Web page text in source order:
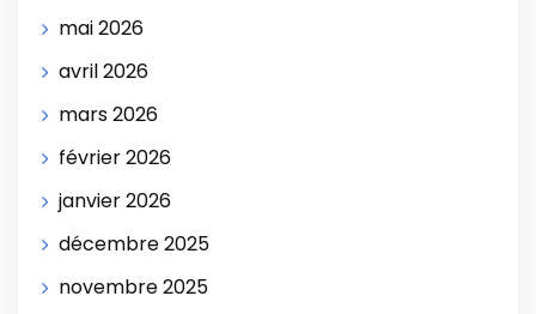
mai 2026
avril 2026
mars 2026
février 2026
janvier 2026
décembre 2025
novembre 2025